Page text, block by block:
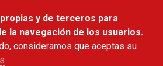
contenido y de terceros para
la navegación de los usuarios.
consideramos que aceptas su